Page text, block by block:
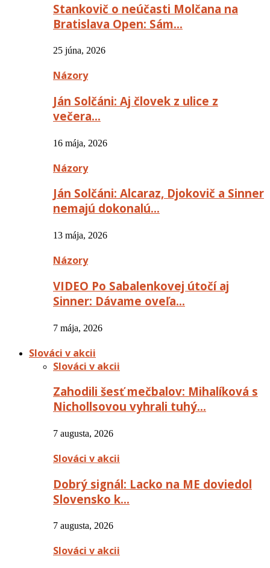
Stankovič o neúčasti Molčana na
Bratislava Open: Sám…
25 júna, 2026
Názory
Ján Solčáni: Aj človek z ulice z
večera…
16 mája, 2026
Názory
Ján Solčáni: Alcaraz, Djokovič a Sinner
nemajú dokonalú…
13 mája, 2026
Názory
VIDEO Po Sabalenkovej útočí aj
Sinner: Dávame oveľa…
7 mája, 2026
Slováci v akcii
Slováci v akcii
Zahodili šesť mečbalov: Mihalíková s
Nichollsovou vyhrali tuhý…
7 augusta, 2026
Slováci v akcii
Dobrý signál: Lacko na ME doviedol
Slovensko k…
7 augusta, 2026
Slováci v akcii